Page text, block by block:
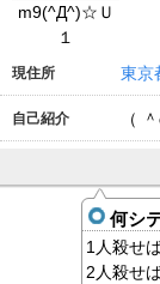
m9(^Д^)☆Ｕ
１
現住所 東京
自己紹介 （
何シ
1人殺せ
2人殺せ